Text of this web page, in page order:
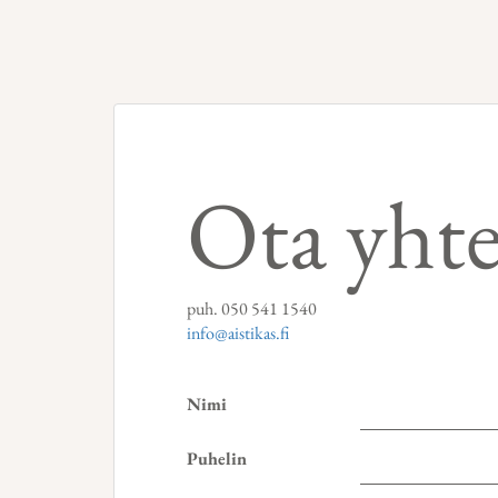
Ota
puh. 050 541 1540
info@aistikas.fi
Nimi
Puhelin